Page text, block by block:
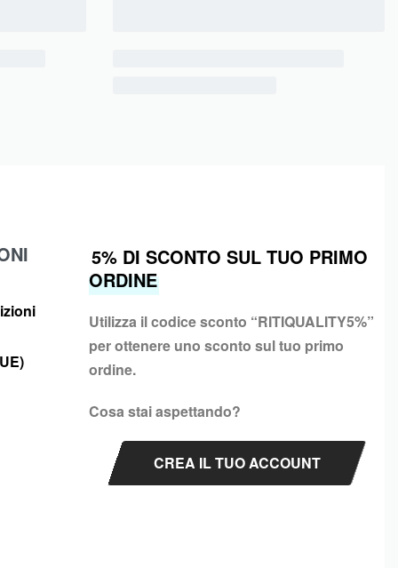
5% DI SCONTO SUL TUO PRIMO
ORDINE
Utilizza il codice sconto “RITIQUALITY5%”
per ottenere uno sconto sul tuo primo
ordine.
Cosa stai aspettando?
CREA IL TUO ACCOUNT